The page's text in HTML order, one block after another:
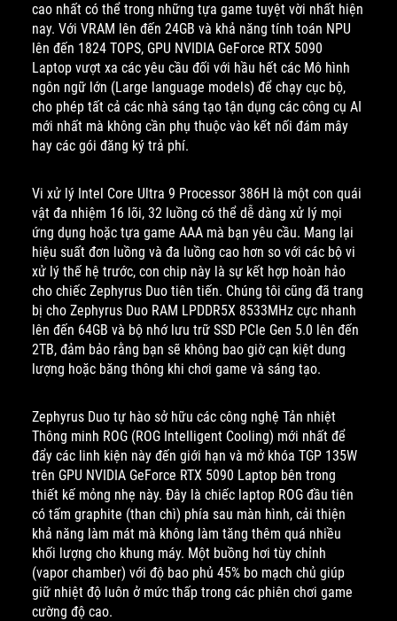
cao nhất có thể trong những tựa game tuyệt vời nhất hiện
nay. Với VRAM lên đến 24GB và khả năng tính toán NPU
lên đến 1824 TOPS, GPU NVIDIA GeForce RTX 5090
Laptop vượt xa các yêu cầu đối với hầu hết các Mô hình
ngôn ngữ lớn (Large language models) để chạy cục bộ,
cho phép tất cả các nhà sáng tạo tận dụng các công cụ AI
mới nhất mà không cần phụ thuộc vào kết nối đám mây
hay các gói đăng ký trả phí.
Vi xử lý Intel Core Ultra 9 Processor 386H là một con quái
vật đa nhiệm 16 lõi, 32 luồng có thể dễ dàng xử lý mọi
ứng dụng hoặc tựa game AAA mà bạn yêu cầu. Mang lại
hiệu suất đơn luồng và đa luồng cao hơn so với các bộ vi
xử lý thế hệ trước, con chip này là sự kết hợp hoàn hảo
cho chiếc Zephyrus Duo tiên tiến. Chúng tôi cũng đã trang
bị cho Zephyrus Duo RAM LPDDR5X 8533MHz cực nhanh
lên đến 64GB và bộ nhớ lưu trữ SSD PCIe Gen 5.0 lên đến
2TB, đảm bảo rằng bạn sẽ không bao giờ cạn kiệt dung
lượng hoặc băng thông khi chơi game và sáng tạo.
Zephyrus Duo tự hào sở hữu các công nghệ Tản nhiệt
Thông minh ROG (ROG Intelligent Cooling) mới nhất để
đẩy các linh kiện này đến giới hạn và mở khóa TGP 135W
trên GPU NVIDIA GeForce RTX 5090 Laptop bên trong
thiết kế mỏng nhẹ này. Đây là chiếc laptop ROG đầu tiên
có tấm graphite (than chì) phía sau màn hình, cải thiện
khả năng làm mát mà không làm tăng thêm quá nhiều
khối lượng cho khung máy. Một buồng hơi tùy chỉnh
(vapor chamber) với độ bao phủ 45% bo mạch chủ giúp
giữ nhiệt độ luôn ở mức thấp trong các phiên chơi game
cường độ cao.